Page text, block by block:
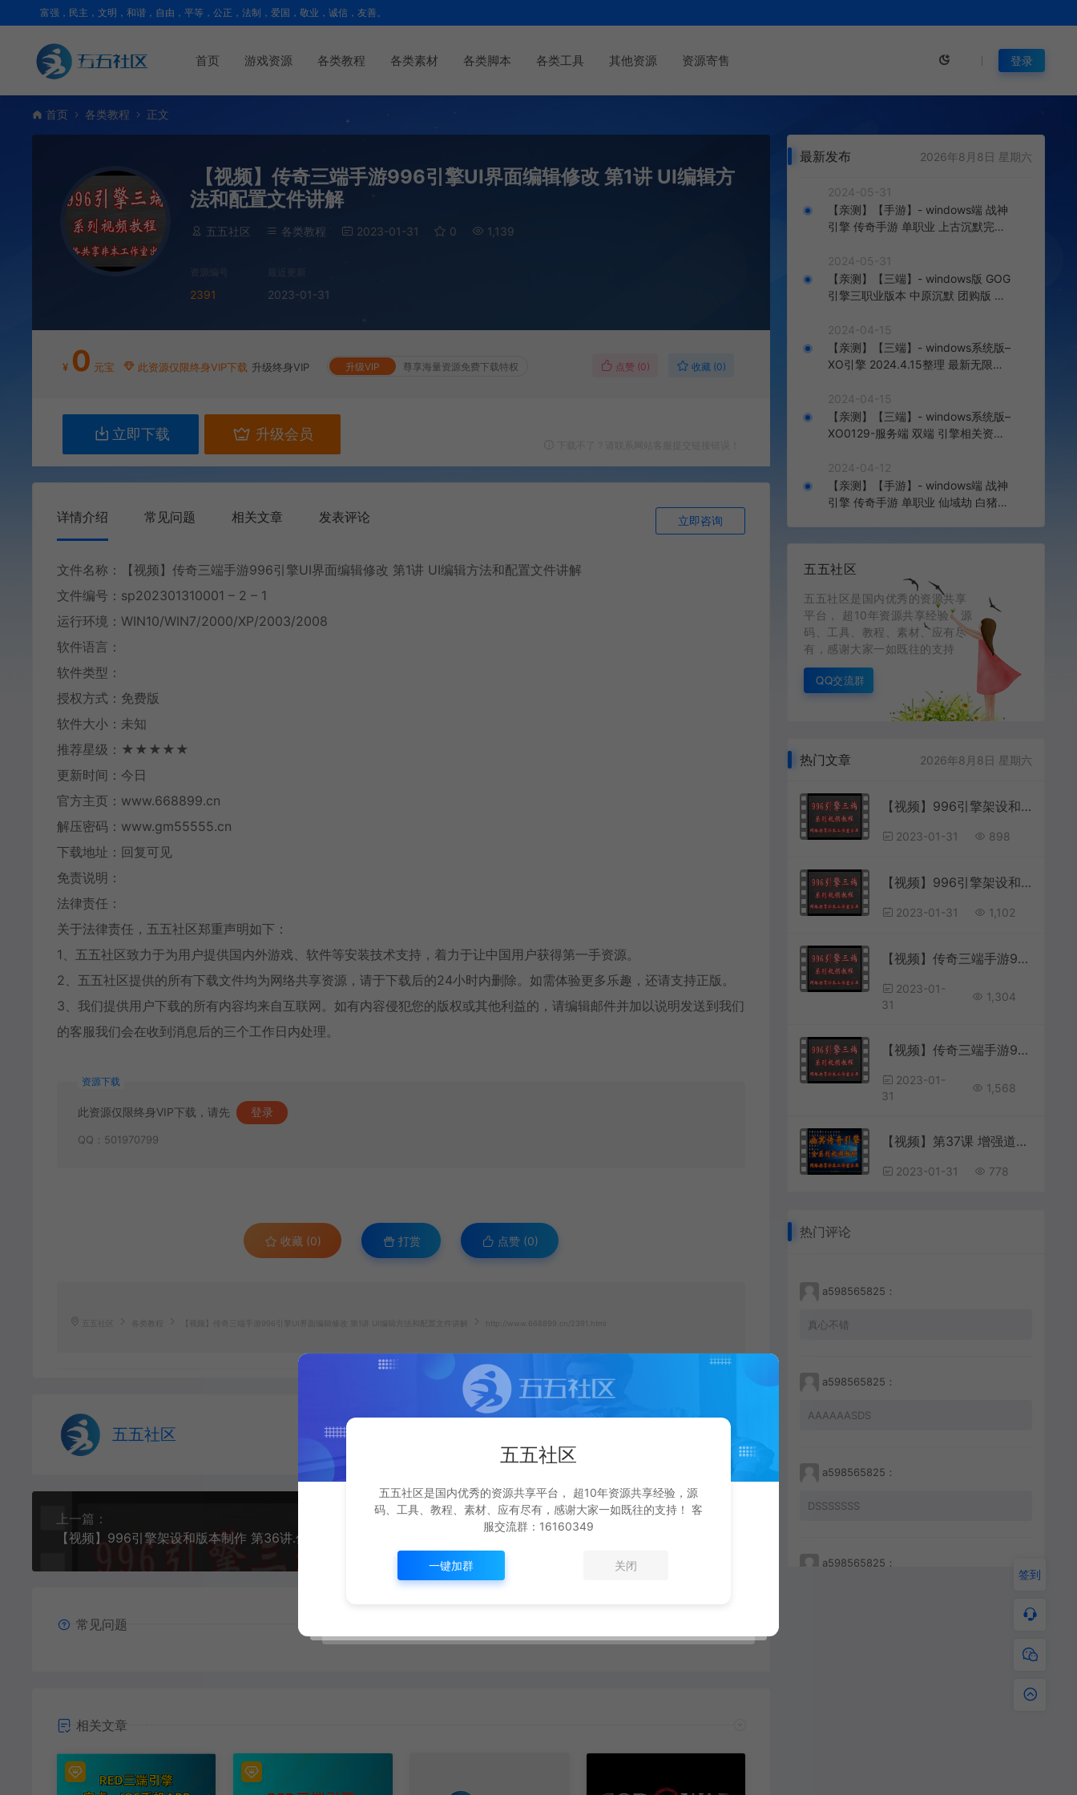
富强，民主，文明，和谐，自由，平等，公正，法制，爱国，敬业，诚信，友善。
首页 游戏资源 各类教程 各类素材 各类脚本 各类工具 其他资源 资源寄售 登录
首页 各类教程 正文
【视频】传奇三端手游996引擎UI界面编辑修改 第1讲 UI编辑方
法和配置文件讲解
五五社区 各类教程 2023-01-31 0 1,139
资源编号
2391 2023-01-31
¥ 0 元宝 此资源仅限终身VIP下载 升级终身VIP 升级VIP 尊享海量资源免费下载特权 点赞 (0) 收藏 (0)
立即下载 升级会员
详情介绍 常见问题 相关文章 发表评论 立即咨询
文件名称：【视频】传奇三端手游996引擎UI界面编辑修改 第1讲 UI编辑方法和配置文件讲解
文件编号：sp202301310001 – 2 – 1
运行环境：WIN10/WIN7/2000/XP/2003/2008
软件语言：
软件类型：
授权方式：免费版
软件大小：未知
推荐星级：★★★★★
更新时间：今日
官方主页：www.668899.cn
解压密码：www.gm55555.cn
下载地址：回复可见
免责说明：
法律责任：
关于法律责任，五五社区郑重声明如下：
1、五五社区致力于为用户提供国内外游戏、软件等安装技术支持，着力于让中国用户获得第一手资源。
2、五五社区提供的所有下载文件均为网络共享资源，请于下载后的24小时内删除。如需体验更多乐趣，还请支持正版。
3、我们提供用户下载的所有内容均来自互联网。如有内容侵犯您的版权或其他利益的，请编辑邮件并加以说明发送到我们
的客服我们会在收到消息后的三个工作日内处理。
资源下载
此资源仅限终身VIP下载，请先 登录
QQ：501970799
收藏 (0) 打赏 点赞 (0)
五五社区 各类教程 【视频】传奇三端手游996引擎UI界面编辑修改 第1讲 UI编辑方法和配置文件讲解 http://www.668899.cn/2391.html
五五社区
上一篇：
下一篇：
常见问题
相关文章
最新发布 2026年8月8日 星期六
2024-05-31
【亲测】【手游】- windows端 战神
引擎 传奇手游 单职业 上古沉默完整
+工具
2024-05-31
【亲测】【三端】- windows版 GOG
引擎三职业版本 中原沉默 团购版 已
2024-04-15
【亲测】【三端】- windows系统版–
XO引擎 2024.4.15整理 最新无限制
2024-04-15
【亲测】【三端】- windows系统版–
XO0129-服务端 双端 引擎相关资料
户端 无版本
2024-04-12
【亲测】【手游】- windows端 战神
引擎 传奇手游 单职业 仙域劫 白猪3.
五五社区
五五社区是国内优秀的资源共享
平台， 超10年资源共享经验，源
码、工具、教程、素材、应有尽
有，感谢大家一如既往的支持
QQ交流群
热门文章 2026年8月8日 星期六
【视频】996引擎架设和版本制作 第17讲.怪物DB添加
2023-01-31 898
【视频】996引擎架设和版本制作 第2讲.996M2引擎sql数据库连接失败和网络连接异常错误修复
2023-01-31 1,102
【视频】传奇三端手游996引擎任务系统 第2讲 自动接任务和寻找任务NPC
2023-01-
31
1,304
【视频】传奇三端手游996引擎数据库表分析 第11讲 小地图备注表cfg_mapdesc字段
2023-01-
31
1,568
【视频】第37课 增强道士宝宝和外观形象(平衡道士职业，送六款独家宝宝)
2023-01-31 778
热门评论
a598565825：
真心不错
a598565825：
AAAAAASDS
a598565825：
DSSSSSSS
a598565825：
签到
五五社区
五五社区是国内优秀的资源共享平台， 超10年资源共享经验，源
码、工具、教程、素材、应有尽有，感谢大家一如既往的支持！ 客
服交流群：16160349
一键加群 关闭